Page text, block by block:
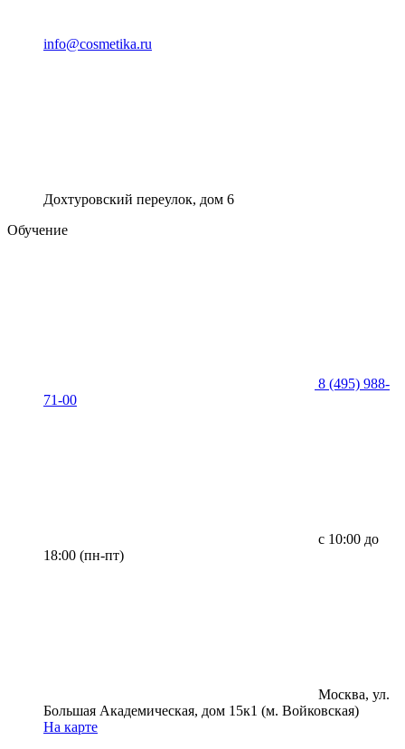
info@cosmetika.ru
Дохтуровский переулок, дом 6
Обучение
8 (495) 988-
71-00
с 10:00 до
18:00 (пн-пт)
Москва, ул.
Большая Академическая, дом 15к1 (м. Войковская)
На карте